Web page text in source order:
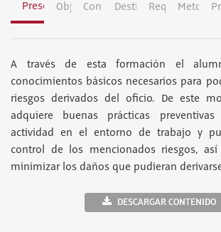
Presentación
ObjetivosContenidosDestinatariosRequisitos
A través de esta formación el
conocimientos básicos necesarios para
riesgos derivados del oficio. De este
adquiere buenas prácticas
actividad en el entorno de trabajo y
control de los mencionados riesgos,
minimizar los daños que pudieran
DESCARGAR CONTENIDO